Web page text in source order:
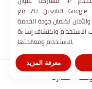
© مدارنا
التابعين لك مع Google بالإضافة إلى
والأمان لضمان جودة الخدمة
الاستخدام واكتشاف إساءة
الاستخدام ومعالجتها.
معرفة المزيد